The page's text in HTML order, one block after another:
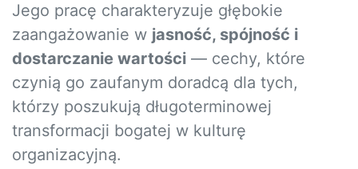
Jego pracę charakteryzuje głębokie
zaangażowanie w jasność, spójność i
dostarczanie wartości — cechy, które
czynią go zaufanym doradcą dla tych,
którzy poszukują długoterminowej
transformacji bogatej w kulturę
organizacyjną.